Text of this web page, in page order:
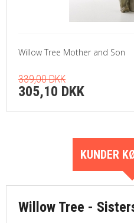
Willow Tree Mother and Son
339,00 DKK
305,10 DKK
KUNDER
Willow Tree -